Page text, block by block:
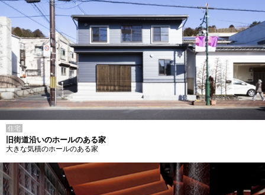
住宅
旧街道沿いのホールのある家
大きな気積のホールのある家